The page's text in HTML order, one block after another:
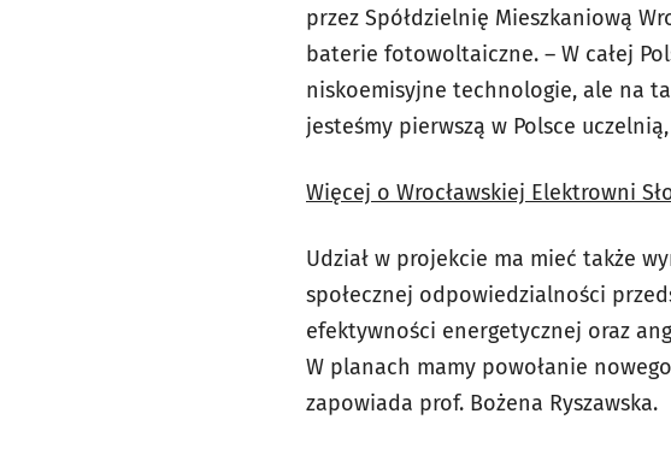
przez Spółdzielnię Mieszkaniową
baterie fotowoltaiczne. – W całej
niskoemisyjne technologie, ale na
jesteśmy pierwszą w Polsce
Więcej o Wrocławskiej Elektrowni
Udział w projekcie ma mieć także
społecznej odpowiedzialności
efektywności energetycznej oraz
W planach mamy powołanie
zapowiada prof. Bożena Ryszawska.